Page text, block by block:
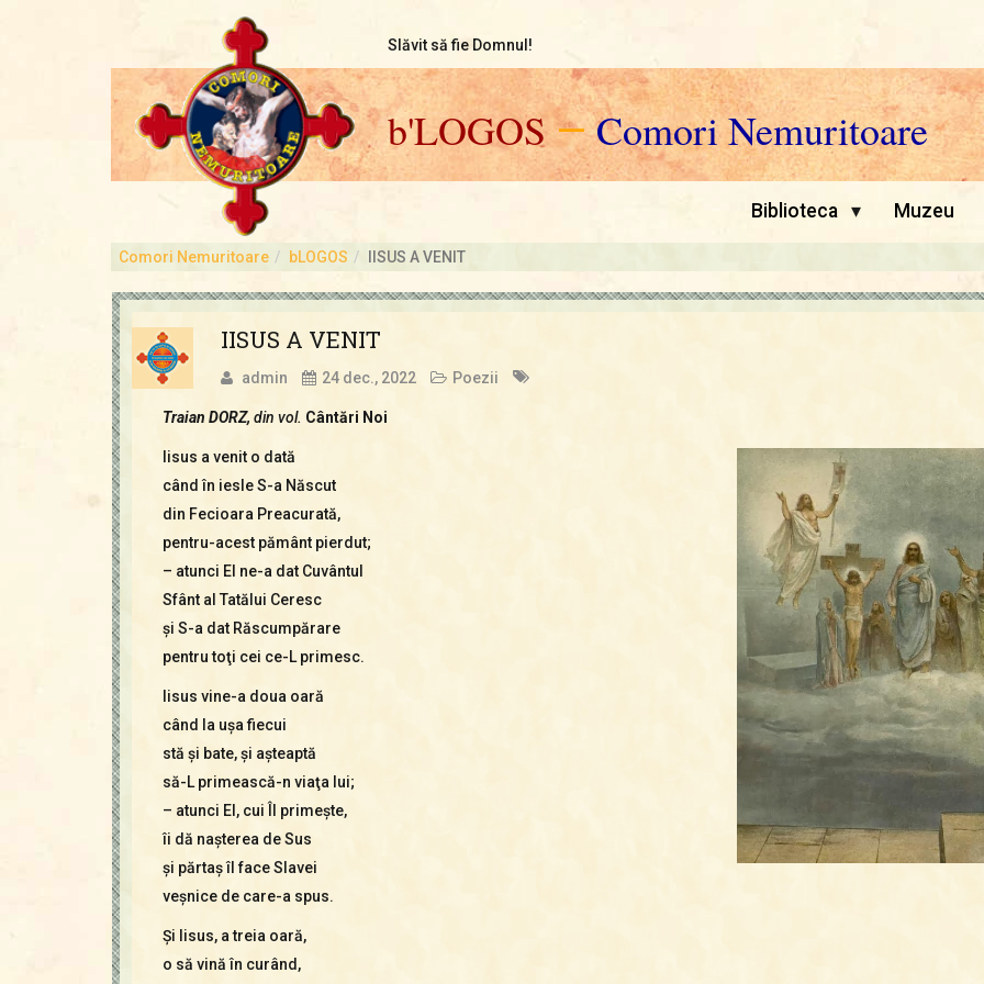
Slăvit să fie Domnul!
b'LOGOS—Comori Nemuritoare
Biblioteca ▾ Muzeu
Comori Nemuritoare bLOGOS IISUS A VENIT
IISUS A VENIT
admin 24 dec., 2022 Poezii
Traian DORZ, din vol. Cântări Noi
Iisus a venit o dată
când în iesle S-a Născut
din Fecioara Preacurată,
pentru-acest pământ pierdut;
– atunci El ne-a dat Cuvântul
Sfânt al Tatălui Ceresc
şi S-a dat Răscumpărare
pentru toţi cei ce-L primesc.
Iisus vine-a doua oară
când la uşa fiecui
stă şi bate, şi aşteaptă
să-L primească-n viaţa lui;
– atunci El, cui Îl primeşte,
îi dă naşterea de Sus
şi părtaş îl face Slavei
veşnice de care-a spus.
Şi Iisus, a treia oară,
o să vină în curând,